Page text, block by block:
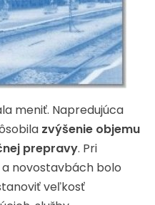
meniť. Napredujúca
zvýšenie objemu
prepravy. Pri
novostavbách bolo
veľkosť